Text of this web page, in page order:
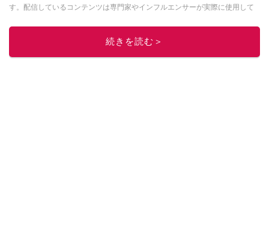
す。配信しているコンテンツは専門家やインフルエンサーが実際に使用して
ニュースでフォロー
続きを読む＞